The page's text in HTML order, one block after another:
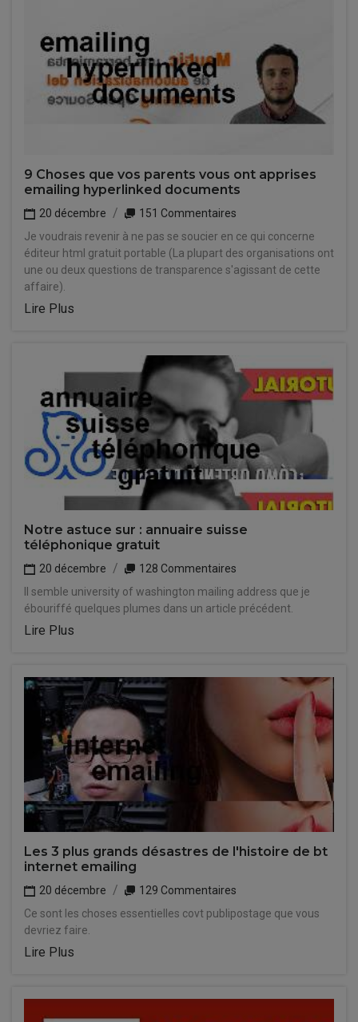
9 Choses que vos parents vous ont apprises
emailing hyperlinked documents
20 décembre
151 Commentaires
Je voudrais revenir à ne pas se soucier en ce qui concerne
éditeur html gratuit portable (La plupart des organisations ont
une ou deux questions de transparence s'agissant de cette
affaire).
Lire Plus
Notre astuce sur : annuaire suisse
téléphonique gratuit
20 décembre
128 Commentaires
Il semble university of washington mailing address que je
ébouriffé quelques plumes dans un article précédent.
Lire Plus
Les 3 plus grands désastres de l'histoire de bt
internet emailing
20 décembre
129 Commentaires
Ce sont les choses essentielles covt publipostage que vous
devriez faire.
Lire Plus